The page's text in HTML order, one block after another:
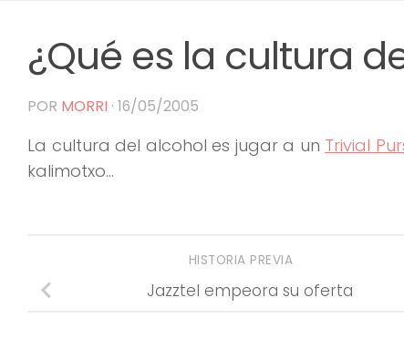
¿Qué es la cultura
POR MORRI · 16/05/2005
La cultura del alcohol es jugar a un Trivial
kalimotxo…
HISTORIA PREVIA
Jazztel empeora su oferta